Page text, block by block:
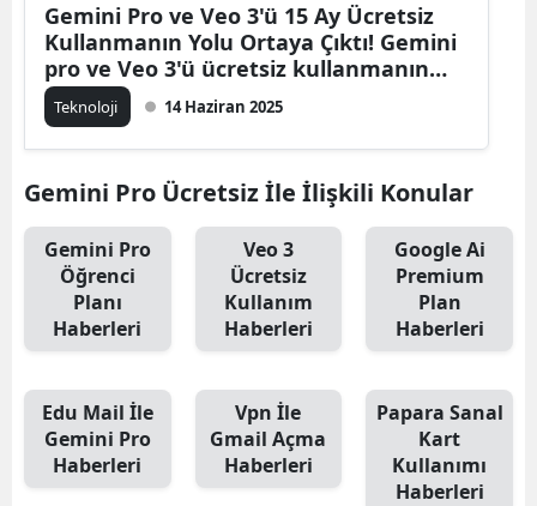
Gemini Pro ve Veo 3'ü 15 Ay Ücretsiz
Kullanmanın Yolu Ortaya Çıktı! Gemini
pro ve Veo 3'ü ücretsiz kullanmanın
yolu..
Teknoloji 14 Haziran 2025
Gemini Pro Ücretsiz İle İlişkili Konular
Gemini Pro
Öğrenci
Planı
Haberleri
Veo 3
Ücretsiz
Kullanım
Haberleri
Google Ai
Premium
Plan
Haberleri
Edu Mail İle
Gemini Pro
Haberleri
Vpn İle
Gmail Açma
Haberleri
Papara Sanal
Kart
Kullanımı
Haberleri